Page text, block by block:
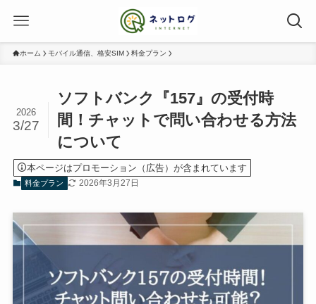
ホーム モバイル通信、格安SIM 料金プラン
ソフトバンク『157』の受付時
間！チャットで問い合わせる方法
について
2026
3/27
本ページはプロモーション（広告）が含まれています
料金プラン 2026年3月27日